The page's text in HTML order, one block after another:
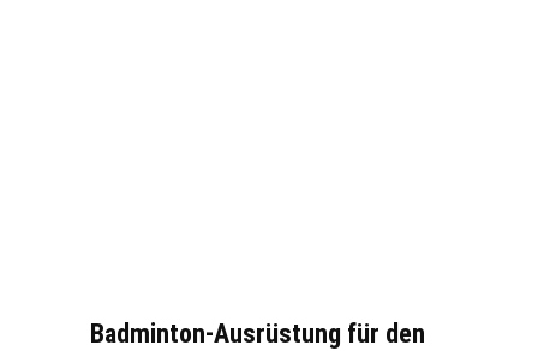
Badminton-Ausrüstung für den